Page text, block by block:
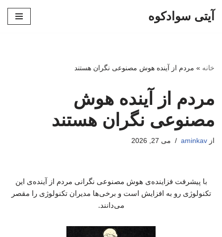
آیتی سوادکوه
خانه » مردم از آینده هوش مصنوعی نگران هستند
مردم از آینده هوش
مصنوعی نگران هستند
از aminkav می 27, 2026
با پیشرفت فزاینده‌ی هوش مصنوعی نگرانی مردم از آینده‌ی این
تکنولوژی رو به افزایش است و برخی‌ها مدیران تکنولوژی را مقصر
می‌دانند.